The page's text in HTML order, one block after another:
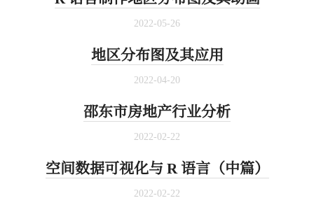
2022-05-26
地区分布图及其应用
2022-04-20
邵东市房地产行业分析
2022-02-22
空间数据可视化与 R 语言（中篇）
2022-02-22